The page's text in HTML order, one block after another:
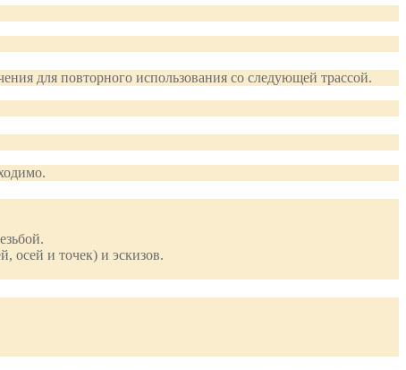
для повторного использования со следующей трассой.
осей и точек) и эскизов.